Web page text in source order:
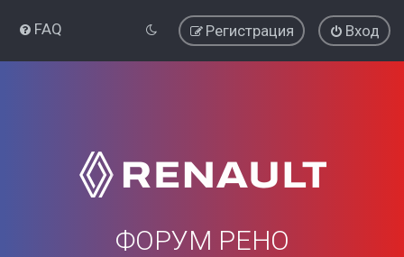
FAQ Вход
Регистрация
ФОРУМ РЕНО